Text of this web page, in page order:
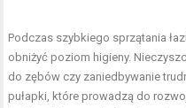
Podczas szybkiego sprzątania
obniżyć poziom higieny.
do zębów czy zaniedbywanie
pułapki, które prowadzą do